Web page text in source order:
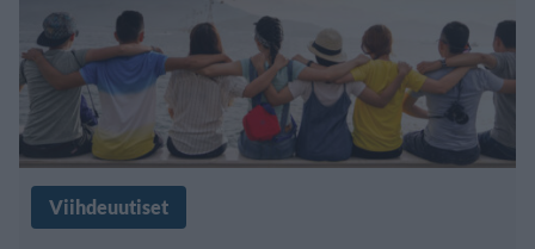
Viihdeuutiset